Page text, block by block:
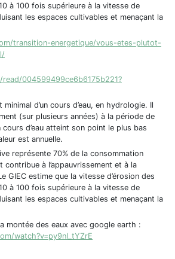
à 100 fois supérieure à la vitesse de
les espaces cultivables et menaçant la
transition-energetique/vous-etes-plutot-
004599499ce6b6175b221?
minimal d’un cours d’eau, en hydrologie. Il
(sur plusieurs années) à la période de
cours d’eau atteint son point le plus bas
est annuelle.
représente 70% de la consommation
contribue à l’appauvrissement et à la
GIEC estime que la vitesse d’érosion des
à 100 fois supérieure à la vitesse de
les espaces cultivables et menaçant la
montée des eaux avec google earth :
watch?v=py9nI_tYZrE